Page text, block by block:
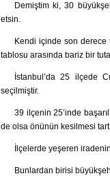
Demiştim ki, 30
etsin.
Kendi içinde son
tablosu arasında bariz bir
İstanbul’da 25 ilçede
seçilmiştir.
39 ilçenin 25’inde
de olsa önünün kesilmesi
İlçelerde yeşeren
Bunlardan birisi